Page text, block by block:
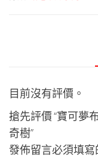
目前沒有評價。
搶先評價 “寶可夢
奇樹”
發佈留言必須填寫